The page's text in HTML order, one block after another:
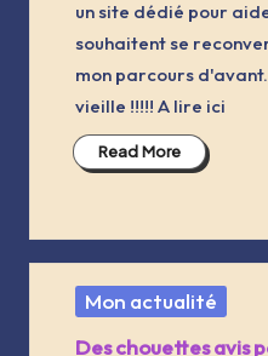
un site dédié pour
souhaitent se
mon parcours
vieille !!!!! A lire ici
Read More
Posted
Mon actualité
Des chouettes avis